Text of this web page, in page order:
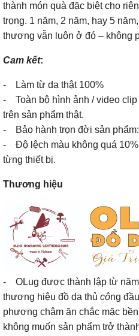
thành món quà đặc biệt cho
trọng. 1 năm, 2 năm, hay 5
thương vẫn luôn ở đó – không
Cam kết:
- Làm từ da thật 100%
- Toàn bộ hình ảnh / video
trên sản phẩm thật.
- Bảo hành trọn đời sản phẩm:
- Độ lệch màu không quá 10%
từng thiết bị.
Thương hiệu
- OLug được thành lập từ năm
thương hiệu đồ da thủ công
phương châm ăn chắc mặc
không muốn sản phẩm trở